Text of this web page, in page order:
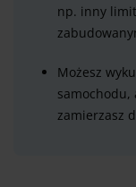
np. inny
Możesz
samochodu,
zamierzasz